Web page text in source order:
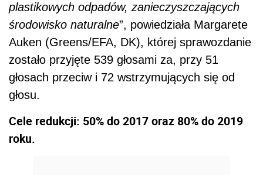
plastikowych odpadów, zanieczyszczających
środowisko naturalne”, powiedziała Margarete
Auken (Greens/EFA, DK), której sprawozdanie
zostało przyjęte 539 głosami za, przy 51
głosach przeciw i 72 wstrzymujących się od
głosu.
Cele redukcji: 50% do 2017 oraz 80% do 2019
roku.